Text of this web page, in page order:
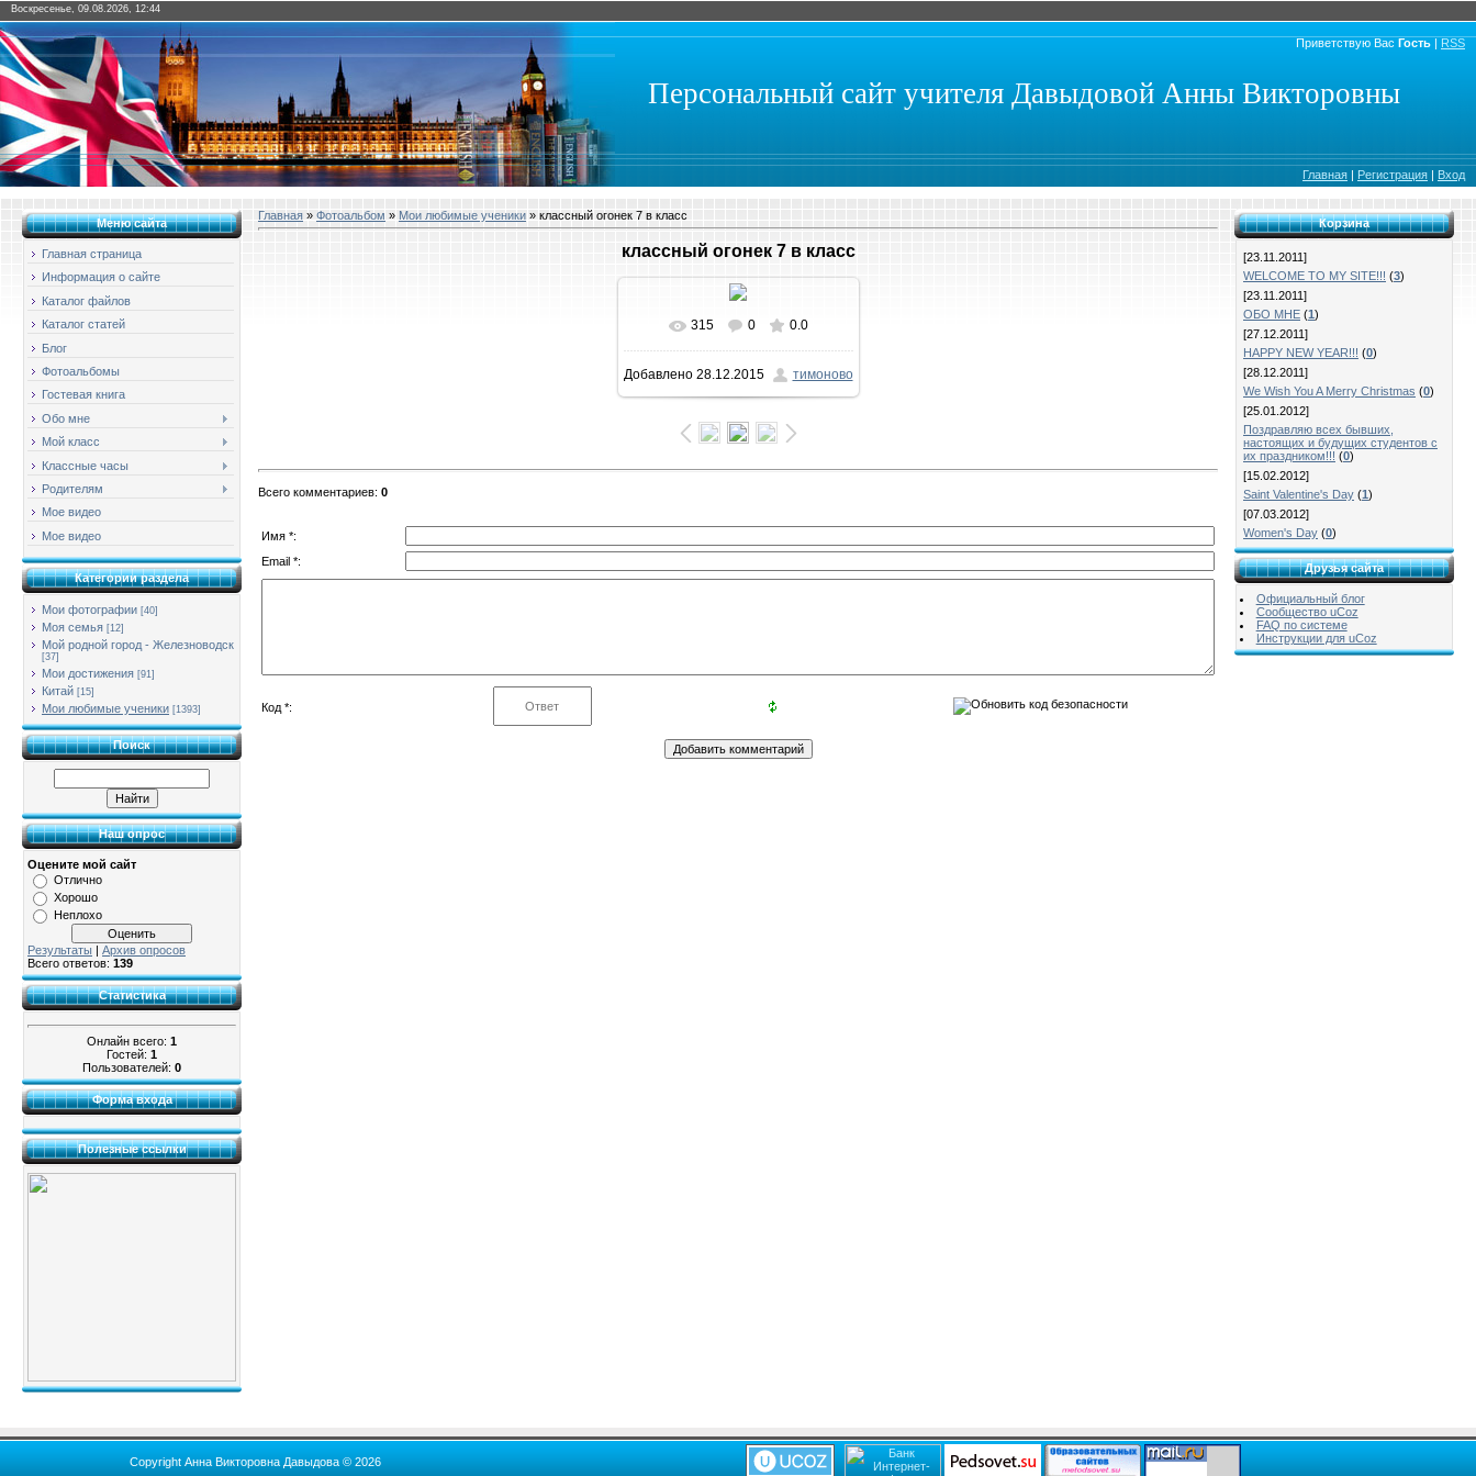
Воскресенье, 09.08.2026, 12:44
Приветствую Вас Гость | RSS
Персональный сайт учителя Давыдовой Анны Викторовны
Главная | Регистрация | Вход
Меню сайта
Главная страница
Информация о сайте
Каталог файлов
Каталог статей
Блог
Фотоальбомы
Гостевая книга
Обо мне
Мой класс
Классные часы
Родителям
Мое видео
Мое видео
Категории раздела
Мои фотографии [40]
Моя семья [12]
Мой родной город - Железноводск
[37]
Мои достижения [91]
Китай [15]
Мои любимые ученики [1393]
Поиск
Наш опрос
Оцените мой сайт
Отлично
Хорошо
Неплохо
Результаты | Архив опросов
Всего ответов: 139
Статистика
Онлайн всего: 1
Гостей: 1
Пользователей: 0
Форма входа
Полезные ссылки
Главная » Фотоальбом » Мои любимые ученики » классный огонек 7 в класс
классный огонек 7 в класс
В реальном размере
1600x1059/ 203.1Kb
315 0 0.0
Добавлено28.12.2015 тимоново
Всего комментариев: 0
Имя *:
Email *:
Код *:
Корзина
[23.11.2011]
WELCOME TO MY SITE!!! (3)
[23.11.2011]
ОБО МНЕ (1)
[27.12.2011]
HAPPY NEW YEAR!!! (0)
[28.12.2011]
We Wish You A Merry Christmas (0)
[25.01.2012]
Поздравляю всех бывших,
настоящих и будущих студентов с
их праздником!!! (0)
[15.02.2012]
Saint Valentine's Day (1)
[07.03.2012]
Women's Day (0)
Друзья сайта
Официальный блог
Сообщество uCoz
FAQ по системе
Инструкции для uCoz
Copyright Анна Викторовна Давыдова © 2026